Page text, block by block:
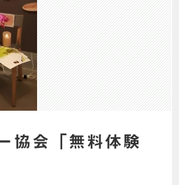
協会「無料体験